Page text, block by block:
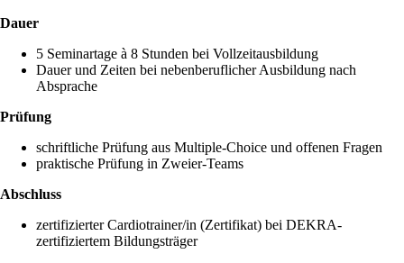
Dauer
5 Seminartage à 8 Stunden bei Vollzeitausbildung
Dauer und Zeiten bei nebenberuflicher Ausbildung nach
Absprache
Prüfung
schriftliche Prüfung aus Multiple-Choice und offenen Fragen
praktische Prüfung in Zweier-Teams
Abschluss
zertifizierter Cardiotrainer/in (Zertifikat) bei DEKRA-
zertifiziertem Bildungsträger